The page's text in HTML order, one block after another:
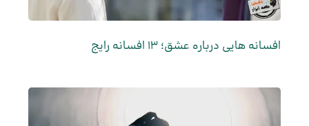
افسانه هایی درباره عشق؛ 13 افسانه رایج